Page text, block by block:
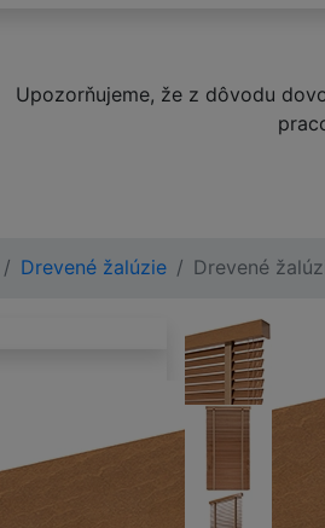
Upozorňujeme, že z dôvodu
Drevené žalúzie Drevené